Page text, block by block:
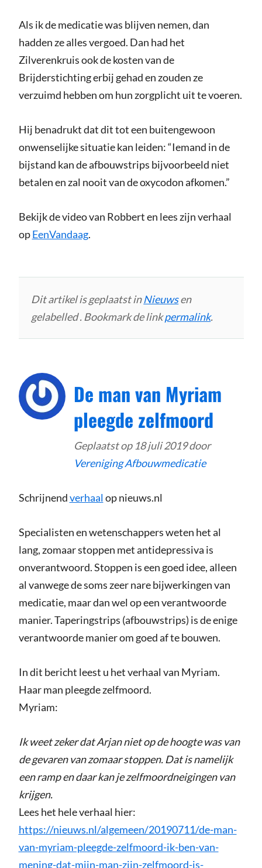
Als ik de medicatie was blijven nemen, dan
hadden ze alles vergoed. Dan had het
Zilverenkruis ook de kosten van de
Brijderstichting erbij gehad en zouden ze
verzuimd hebben om hun zorgplicht uit te voeren.
Hij benadrukt dat dit tot een buitengewoon
onwenselijke situatie kan leiden: “Iemand in de
bijstand kan de afbouwstrips bijvoorbeeld niet
betalen en zal nooit van de oxycodon afkomen.”
Bekijk de video van Robbert en lees zijn verhaal
opEenVandaag.
Dit artikel is geplaatst inNieuwsen
gelabelled . Bookmark de linkpermalink.
De man van Myriam
pleegde zelfmoord
Geplaatst op 18 juli 2019door
Vereniging Afbouwmedicatie
Schrijnendverhaalop nieuws.nl
Specialisten en wetenschappers weten het al
lang, zomaar stoppen met antidepressiva is
onverantwoord. Stoppen is een goed idee, alleen
al vanwege de soms zeer nare bijwerkingen van
medicatie, maar dan wel op een verantwoorde
manier. Taperingstrips (afbouwstrips) is de enige
verantwoorde manier om goed af te bouwen.
In dit bericht leest u het verhaal van Myriam.
Haar man pleegde zelfmoord.
Myriam:
Ik weet zeker dat Arjan niet op de hoogte was van
de gevaren van zomaar stoppen. Dat is namelijk
een ramp en daar kan je zelfmoordneigingen van
krijgen.
Lees het hele verhaal hier:
https://nieuws.nl/algemeen/20190711/de-man-
van-myriam-pleegde-zelfmoord-ik-ben-van-
mening-dat-mijn-man-zijn-zelfmoord-is-